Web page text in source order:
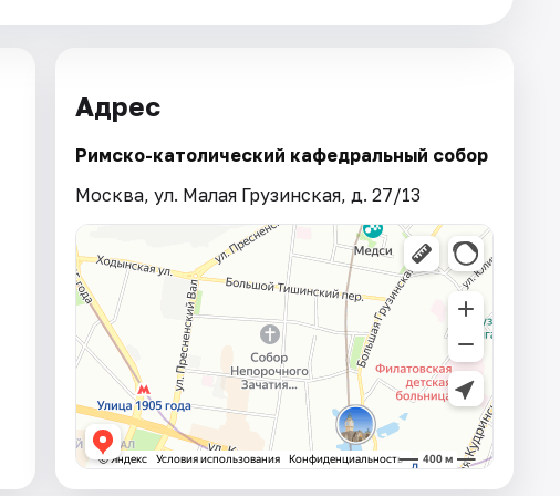
Адрес
Римско-католический кафедральный собор
Москва, ул. Малая Грузинская, д. 27/13